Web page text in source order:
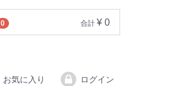
0 合計 ¥ 0
お気に入り ログイン